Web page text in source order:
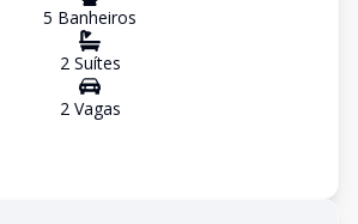
5 Banheiros
2Suítes
2Vagas